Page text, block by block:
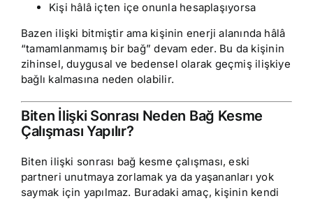
Kişi hâlâ içten içe onunla hesaplaşıyorsa
Bazen ilişki bitmiştir ama kişinin enerji alanında hâlâ
“tamamlanmamış bir bağ” devam eder. Bu da kişinin
zihinsel, duygusal ve bedensel olarak geçmiş ilişkiye
bağlı kalmasına neden olabilir.
Biten İlişki Sonrası Neden Bağ Kesme
Çalışması Yapılır?
Biten ilişki sonrası bağ kesme çalışması, eski
partneri unutmaya zorlamak ya da yaşananları yok
saymak için yapılmaz. Buradaki amaç, kişinin kendi